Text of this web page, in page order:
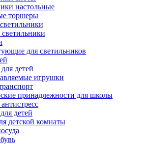
настольные
торшеры
для светильников
детей
игрушки
принадлежности для школы
детей
детской комнаты